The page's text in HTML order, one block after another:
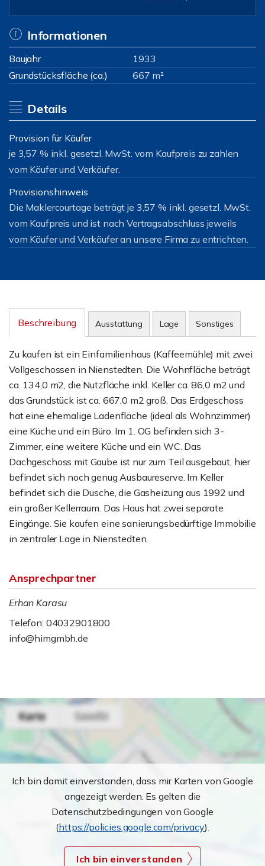
Informationen
Baujahr
1933
Grundstücksfläche (ca.)
667 m²
Details
Provision für Käufer
je 3,57 % inkl. gesetzl. MwSt. vom Kaufpreis zu zahlen
vom Käufer und Verkäufer.
Provisionshinweis
Die Maklercourtage beträgt je 3,57 % inkl. gesetzl. MwSt.
vom Kaufpreis und ist nach Vertragsabschluss jeweils
vom Käufer und Verkäufer an unsere Firma zu entrichten.
Beschreibung Ausstattung Lage Sonstiges
Zu kaufen ist ein Einfamilienhaus (Kaffeemühle) mit zwei
Vollgeschossen in Nienstedten. Die Wohnfläche beträgt
ca. 134,0 m2, die Nutzfläche inkl. Keller ca. 86,0 m2 und
das Grundstück ist ca. 667,0 m2 groß. Das Erdgeschoss
hat eine ehemalige Ladenfläche (ideal als Wohnzimmer)
eine Küche und ein Büro. Im 1. OG befinden sich 3-
Zimmer, eine weitere Küche und ein WC. Das
Dachgeschoss mit Gaube ist nur zum Teil ausgebaut, hier
befindet sich noch genug Ausbaureserve. Im Keller
befindet sich die Dusche, die Gasheizung aus 1992 und
ein großer Kellerraum. Das Haus hat zwei separate
Eingänge. Sie kaufen eine sanierungsbedürftige Immobilie
in zentraler Lage in Nienstedten.
Ansprechpartner
Erhan Karasu
Telefon: 04032901800
info@himgmbh.de
Ich bin damit einverstanden, dass mir Karten von Google
angezeigt werden. Es gelten die
Datenschutzbedingungen von Google
(https://policies.google.com/privacy).
Ich bin einverstanden